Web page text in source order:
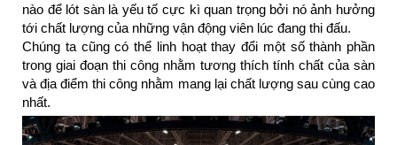
nào để lót sàn là yếu tố cực kì quan trọng bởi nó ảnh hưởng
tới chất lượng của những vận động viên lúc đang thi đấu.
Chúng ta cũng có thể linh hoạt thay đổi một số thành phần
trong giai đoạn thi công nhằm tương thích tính chất của sàn
và địa điểm thi công nhằm mang lại chất lượng sau cùng cao
nhất.